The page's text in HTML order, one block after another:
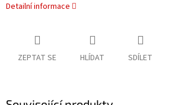
Detailní informace
ZEPTAT SE HLÍDAT SDÍLET